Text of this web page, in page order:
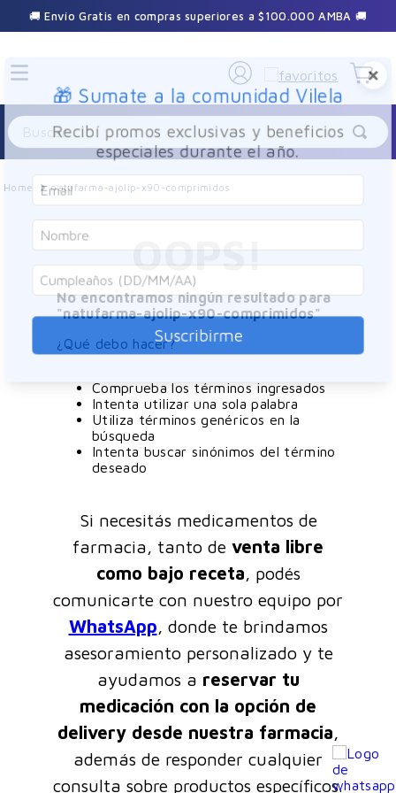
🚚 Envío Gratis en compras superiores a $100.000 AMBA 🚚
Buscar
natufarma-ajolip-x90-comprimidos
OOPS!
No encontramos ningún resultado para
"natufarma-ajolip-x90-comprimidos"
¿Qué debo hacer?
Comprueba los términos ingresados
Intenta utilizar una sola palabra
Utiliza términos genéricos en la
búsqueda
Intenta buscar sinónimos del término
deseado
Si necesitás medicamentos de
farmacia, tanto de venta libre
como bajo receta, podés
comunicarte con nuestro equipo por
WhatsApp, donde te brindamos
asesoramiento personalizado y te
ayudamos a reservar tu
medicación con la opción de
delivery desde nuestra farmacia,
además de responder cualquier
consulta sobre productos específicos.
×
🎁 Sumate a la comunidad Vilela
Recibí promos exclusivas y beneficios
especiales durante el año.
Suscribirme